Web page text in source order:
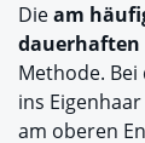
Dieam
dauerhaften
Methode.
ins
am oberen